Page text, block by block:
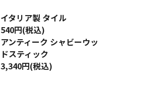
イタリア製 タイル
540円(税込)
アンティーク シャビーウッ
ドスティック
3,340円(税込)